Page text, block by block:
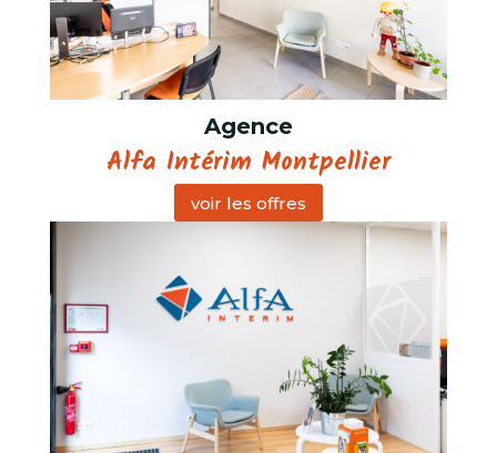
Agence
Alfa Intérim Montpellier
voir les offres